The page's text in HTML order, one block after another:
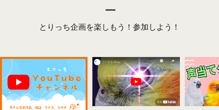
とりっち企画を楽しもう！参加しよう！